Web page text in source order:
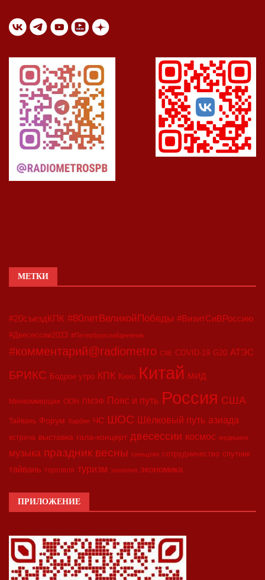
МЕТКИ
#20съездКПК #80летВеликойПобеды #ВизитСиВРоссию
#Двесессии2023 #Петербургскийдневник
#комментарий@radiometro CIIE COVID-19 G20 АТЭС
БРИКС Бодрое утро КПК Кино Китай МИД
Минкоммерции ООН ПМЭФ Пояс и путь Россия США
Тайвань Форум Харбин ЧС ШОС Шёлковый путь азиада
встреча выставка гала-концерт двесессии космос медицина
музыка праздник весны синьцзян сотрудничество спутник
тайвань торговля туризм экология экономика
ПРИЛОЖЕНИЕ